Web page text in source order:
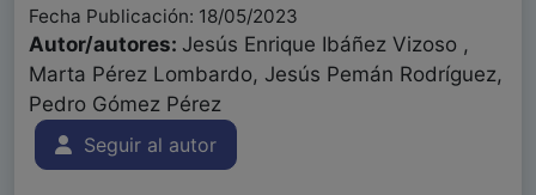
Fecha Publicación: 18/05/2023
Autor/autores: Jesús Enrique Ibáñez Vizoso ,
Marta Pérez Lombardo, Jesús Pemán Rodríguez,
Pedro Gómez Pérez
Seguir al autor